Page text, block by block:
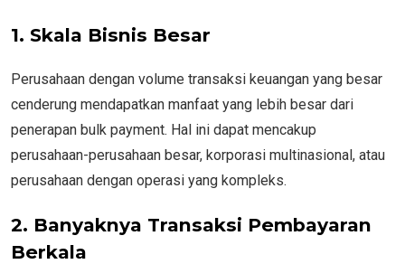
1. Skala Bisnis Besar
Perusahaan dengan volume transaksi keuangan yang besar
cenderung mendapatkan manfaat yang lebih besar dari
penerapan bulk payment. Hal ini dapat mencakup
perusahaan-perusahaan besar, korporasi multinasional, atau
perusahaan dengan operasi yang kompleks.
2. Banyaknya Transaksi Pembayaran
Berkala